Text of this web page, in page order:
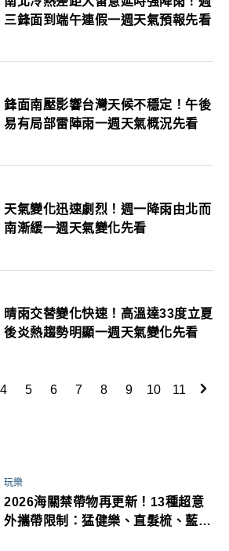
三鋒面到端午連假一週天氣預報先看
鋒面南壓影響台灣天候不穩定！午後
易有局部雷陣雨一週天氣概況先看
天氣變化迅速劇烈！週一降雨由北而
南漸緩一週天氣變化先看
晴雨交替變化快速！高溫達33度立夏
後炎熱趨勢明顯一週天氣變化先看
4 5 6 7 8 9 10 11
玩樂
2026海關禁帶物再更新！13種超意
外攜帶限制：猛健樂、直髮梳、藍牙